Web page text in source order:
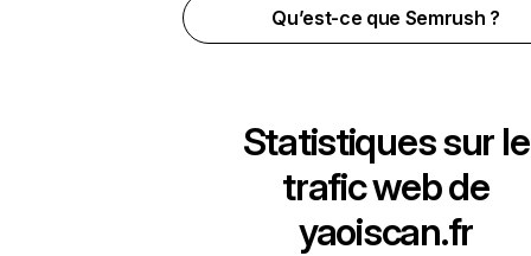
Qu’est-ce que Semrush ?
Statistiques sur le
trafic web de
yaoiscan.fr